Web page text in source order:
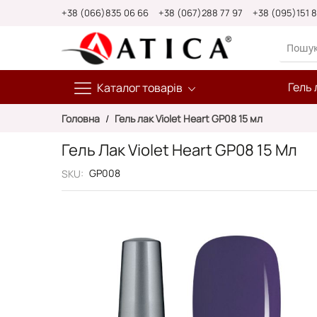
+38 (066)835 06 66 +38 (067)288 77 97 +38 (095)151
Каталог товарів Гель
Головна Гель лак Violet Heart GP08 15 мл
Гель Лак Violet Heart GP08 15 Мл
SKU GP008